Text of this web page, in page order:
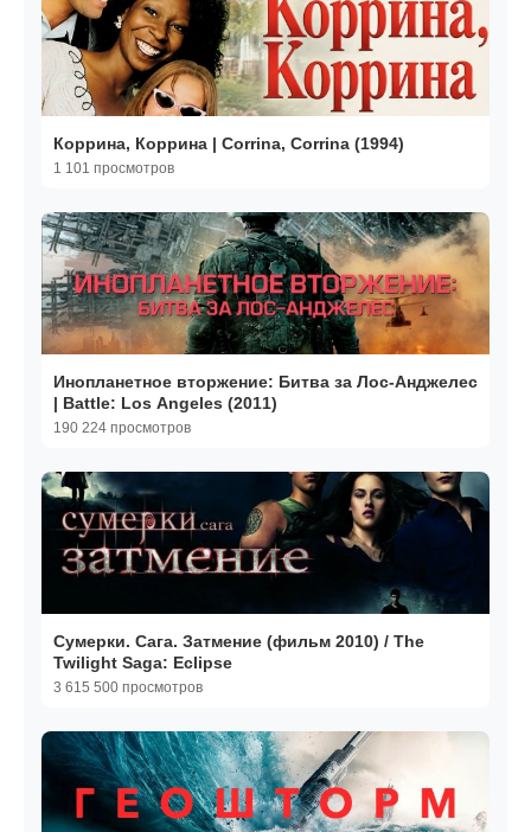
Коррина, Коррина | Corrina, Corrina (1994)
1 101 просмотров
Инопланетное вторжение: Битва за Лос-Анджелес
| Battle: Los Angeles (2011)
190 224 просмотров
Сумерки. Сага. Затмение (фильм 2010) / The
Twilight Saga: Eclipse
3 615 500 просмотров